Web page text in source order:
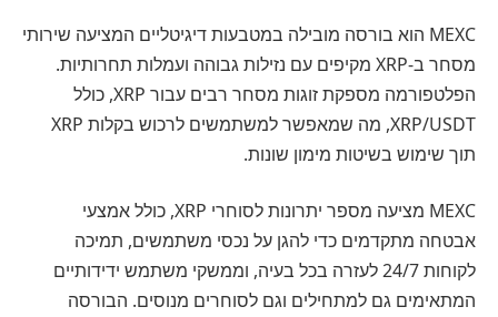
MEXC הוא בורסה מובילה במטבעות דיגיטליים המציעה שירותי
מסחר ב-XRP מקיפים עם נזילות גבוהה ועמלות תחרותיות.
הפלטפורמה מספקת זוגות מסחר רבים עבור XRP, כולל
XRP/USDT, מה שמאפשר למשתמשים לרכוש בקלות XRP
תוך שימוש בשיטות מימון שונות.
MEXC מציעה מספר יתרונות לסוחרי XRP, כולל אמצעי
אבטחה מתקדמים כדי להגן על נכסי משתמשים, תמיכה
לקוחות 24/7 לעזרה בכל בעיה, וממשקי משתמש ידידותיים
המתאימים גם למתחילים וגם לסוחרים מנוסים. הבורסה